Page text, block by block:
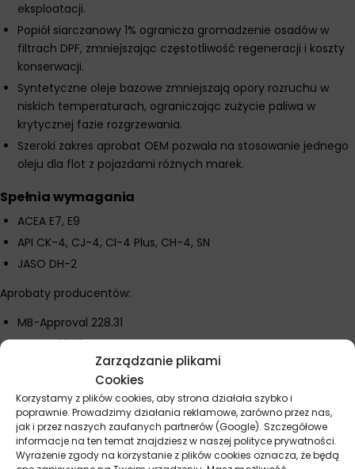
Zarządzanie plikami
Cookies
Korzystamy z plików cookies, aby strona działała szybko i
poprawnie. Prowadzimy działania reklamowe, zarówno przez nas,
jak i przez naszych zaufanych partnerów (Google). Szczegółowe
informacje na ten temat znajdziesz w naszej polityce prywatności.
Wyrażenie zgody na korzystanie z plików cookies oznacza, że będą
eksploatacji.
Popiół siarczanowy 1% ogranicza gromadzenie osadów w
filtrach DPF, zmniejszając częstotliwość regeneracji i koszty
konserwacji.
Syntetyczne oleje bazowe zmniejszają opory rozruchu w
niskich temperaturach, ograniczając zużycie paliwa w
krytycznej fazie rozgrzewania.
Szeroki zakres aprobat OEM pozwala na stosowanie jednego
oleju dla flot z pojazdami różnych marek.
Spełnia wymagania
ACEA E7, E9
API CK-4, CJ-4, CI-4 Plus, CH-4, SN
JASO DH-2
Aprobaty producentów:
MB-Approval 228.31
MAN M 3775
Volvo VDS-4, VDS-4.5
Renault Trucks RLD-3, RLD-4
Cummins CES 20081, CES 20086
Mack EOS-4.5, EO-O Premium Plus
MTU Category 2.1